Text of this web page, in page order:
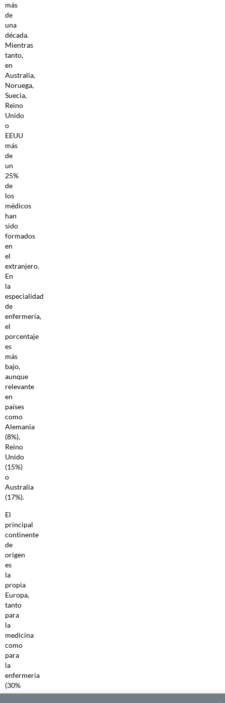
más
de
una
década.
Mientras
tanto,
en
Australia,
Noruega,
Suecia,
Reino
Unido
o
EEUU
más
de
un
25%
de
los
médicos
han
sido
formados
en
el
extranjero.
En
la
especialidad
de
enfermería,
el
porcentaje
es
más
bajo,
aunque
relevante
en
países
como
Alemania
(8%),
Reino
Unido
(15%)
o
Australia
(17%).
El
principal
continente
de
origen
es
la
propia
Europa,
tanto
para
la
medicina
como
para
la
enfermería
(30%
y